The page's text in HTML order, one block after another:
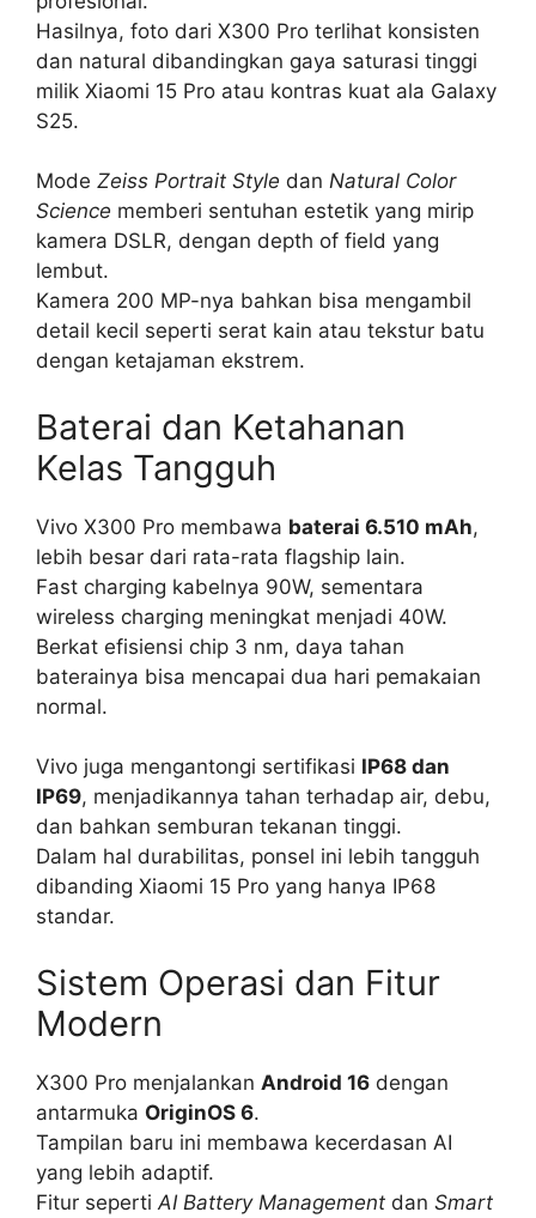
Hasilnya, foto dari X300 Pro terlihat konsisten
dan natural dibandingkan gaya saturasi tinggi
milik Xiaomi 15 Pro atau kontras kuat ala Galaxy
S25.
Mode Zeiss Portrait Style dan Natural Color
Science memberi sentuhan estetik yang mirip
kamera DSLR, dengan depth of field yang
lembut.
Kamera 200 MP-nya bahkan bisa mengambil
detail kecil seperti serat kain atau tekstur batu
dengan ketajaman ekstrem.
Baterai dan Ketahanan
Kelas Tangguh
Vivo X300 Pro membawa baterai 6.510 mAh,
lebih besar dari rata-rata flagship lain.
Fast charging kabelnya 90W, sementara
wireless charging meningkat menjadi 40W.
Berkat efisiensi chip 3 nm, daya tahan
baterainya bisa mencapai dua hari pemakaian
normal.
Vivo juga mengantongi sertifikasi IP68 dan
IP69, menjadikannya tahan terhadap air, debu,
dan bahkan semburan tekanan tinggi.
Dalam hal durabilitas, ponsel ini lebih tangguh
dibanding Xiaomi 15 Pro yang hanya IP68
standar.
Sistem Operasi dan Fitur
Modern
X300 Pro menjalankan Android 16 dengan
antarmuka OriginOS 6.
Tampilan baru ini membawa kecerdasan AI
yang lebih adaptif.
Fitur seperti AI Battery Management dan Smart